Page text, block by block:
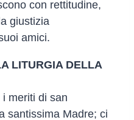
con rettitudine,
giustizia
amici.
LITURGIA DELLA
meriti di san
santissima Madre; ci